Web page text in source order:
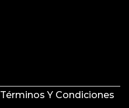
Términos Y Condiciones